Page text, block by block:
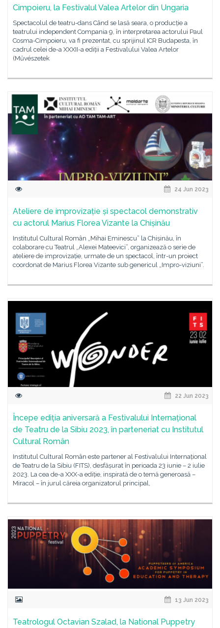
Cimpoieru, la Festivalul Valea Artelor din Ungaria
Spectacolul de teatru-dans Când se lasă seara, o producție a
teatrului independent Compania 9, în interpretarea actorului Paul
Cosma-Cimpoieru, va fi prezentat, cu sprijinul ICR Budapesta, în
cadrul celei de-a XXXII-a ediții a Festivalului Valea Artelor
(Művészetek
24 Jun 2023
Ateliere de improvizație și spectacol demonstrativ
cu actorul Marius Florea Vizante la Chișinău
Institutul Cultural Român „Mihai Eminescu” la Chișinău, în
colaborare cu Teatrul „Alexei Mateevici”, organizează o serie de
ateliere de improvizație, urmate de un spectacol, într-un proiect
coordonat de Marius Florea Vizante sub genericul „Impro-viziuni”.
22 Jun 2023
Începe ediția aniversară a Festivalului Internațional
de Teatru de la Sibiu 2023, în parteneriat cu Institutul
Cultural Român
Institutul Cultural Român este partener al Festivalului Internațional
de Teatru de la Sibiu (FITS), desfășurat în perioada 23 iunie – 2 iulie
2023. La cea de-a XXX-a ediție, inspirată de o temă generoasă –
Miracol – în jurul căreia organizatorul principal,
13 Jun 2023
Teatrologul Octavian Szalad, la National Puppetry